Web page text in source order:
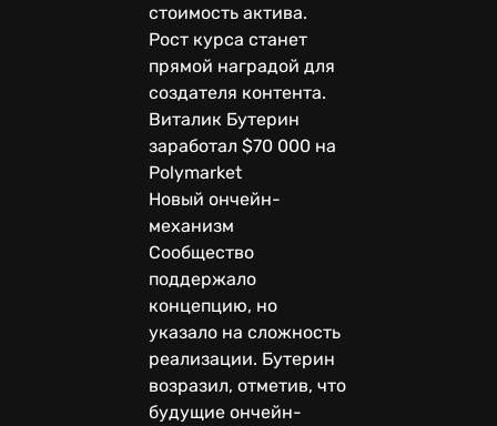
стоимость актива.
Рост курса станет
прямой наградой для
создателя контента.
Виталик Бутерин
заработал $70 000 на
Polymarket
Новый ончейн-
механизм
Сообщество
поддержало
концепцию, но
указало на сложность
реализации. Бутерин
возразил, отметив, что
будущие ончейн-